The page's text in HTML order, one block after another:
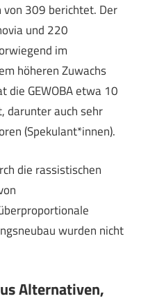
von 309 berichtet. Der
und 220
im
höheren Zuwachs
die GEWOBA etwa 10
darunter auch sehr
(Spekulant*innen).
die rassistischen
wurden nicht
Alternativen,